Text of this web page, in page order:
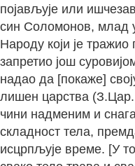
појављује или
син Соломонов, млад
Народу који је
запретио још
надао да [покаже]
лишен царства
чини надменим и
складност тела,
исцрпљује време. [У